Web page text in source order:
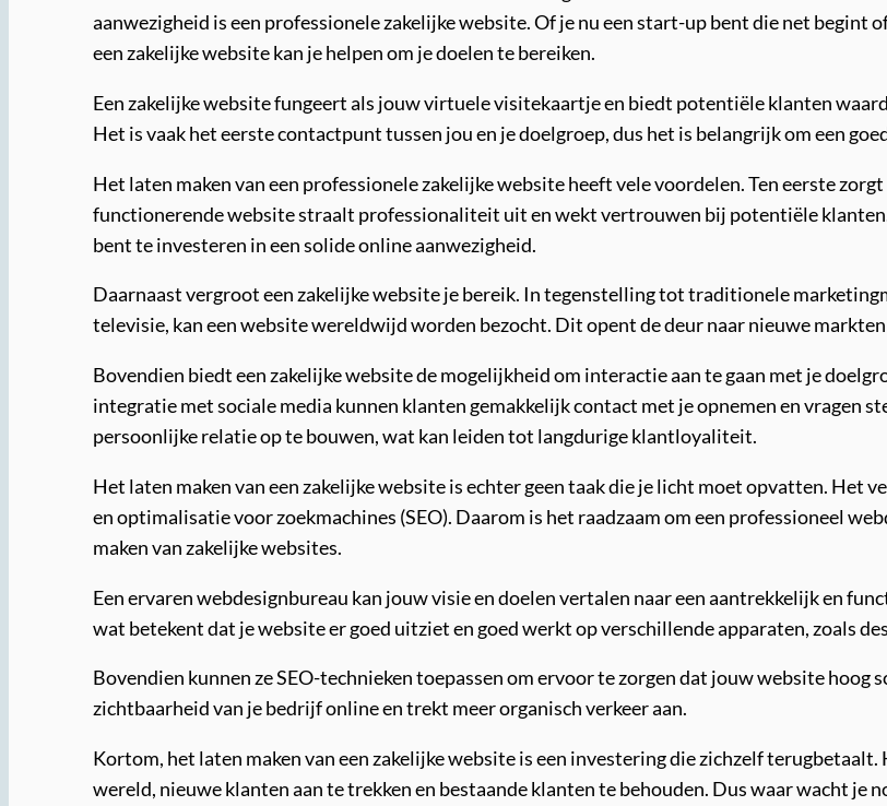
aanwezigheid is een professionele zakelijke website. Of je nu een start-up bent die net begint
een zakelijke website kan je helpen om je doelen te bereiken.
Een zakelijke website fungeert als jouw virtuele visitekaartje en biedt potentiële klanten
Het is vaak het eerste contactpunt tussen jou en je doelgroep, dus het is belangrijk om een
Het laten maken van een professionele zakelijke website heeft vele voordelen. Ten eerste
functionerende website straalt professionaliteit uit en wekt vertrouwen bij potentiële
bent te investeren in een solide online aanwezigheid.
Daarnaast vergroot een zakelijke website je bereik. In tegenstelling tot traditionele
televisie, kan een website wereldwijd worden bezocht. Dit opent de deur naar nieuwe
Bovendien biedt een zakelijke website de mogelijkheid om interactie aan te gaan met je
integratie met sociale media kunnen klanten gemakkelijk contact met je opnemen en vragen
persoonlijke relatie op te bouwen, wat kan leiden tot langdurige klantloyaliteit.
Het laten maken van een zakelijke website is echter geen taak die je licht moet opvatten. Het
en optimalisatie voor zoekmachines (SEO). Daarom is het raadzaam om een professioneel
maken van zakelijke websites.
Een ervaren webdesignbureau kan jouw visie en doelen vertalen naar een aantrekkelijk en
wat betekent dat je website er goed uitziet en goed werkt op verschillende apparaten, zoals
Bovendien kunnen ze SEO-technieken toepassen om ervoor te zorgen dat jouw website hoog
zichtbaarheid van je bedrijf online en trekt meer organisch verkeer aan.
Kortom, het laten maken van een zakelijke website is een investering die zichzelf
wereld, nieuwe klanten aan te trekken en bestaande klanten te behouden. Dus waar wacht je